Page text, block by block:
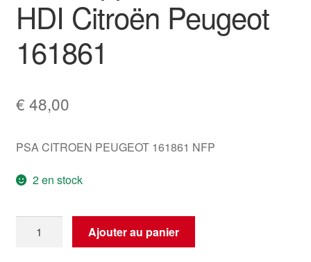
HDI Citroën Peugeot
161861
€ 48,00
PSA CITROEN PEUGEOT 161861 NFP
2 en stock
Ajouter au panier